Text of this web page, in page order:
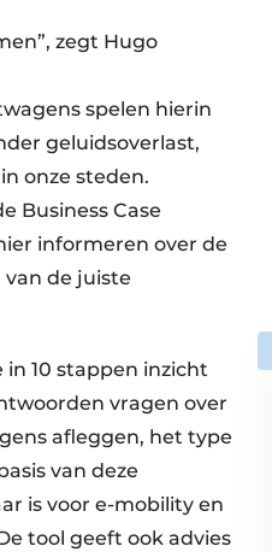
zegt Hugo
spelen hierin
geluidsoverlast,
onze steden.
Business Case
informeren over de
de juiste
10 stappen inzicht
vragen over
afleggen, het type
van deze
is voor e-mobility en
tool geeft ook advies